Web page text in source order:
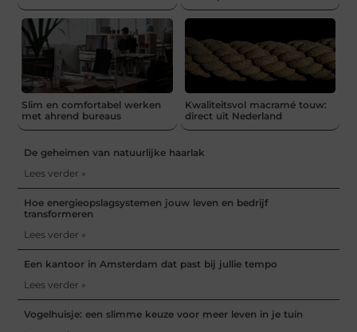
Slim en comfortabel werken
met ahrend bureaus
Kwaliteitsvol macramé touw:
direct uit Nederland
De geheimen van natuurlijke haarlak
Lees verder »
Hoe energieopslagsystemen jouw leven en bedrijf
transformeren
Lees verder »
Een kantoor in Amsterdam dat past bij jullie tempo
Lees verder »
Vogelhuisje: een slimme keuze voor meer leven in je tuin